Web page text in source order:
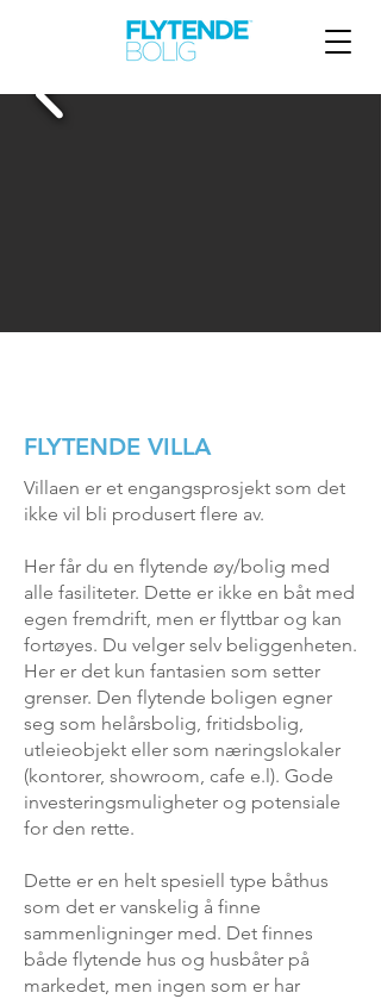
FLYTENDE VILLA
Villaen er et engangsprosjekt som det
ikke vil bli produsert flere av.
Her får du en flytende øy/bolig med
alle fasiliteter. Dette er ikke en båt med
egen fremdrift, men er flyttbar og kan
fortøyes. Du velger selv beliggenheten.
Her er det kun fantasien som setter
grenser. Den flytende boligen egner
seg som helårsbolig, fritidsbolig,
utleieobjekt eller som næringslokaler
(kontorer, showroom, cafe e.l). Gode
investeringsmuligheter og potensiale
for den rette.
Dette er en helt spesiell type båthus
som det er vanskelig å finne
sammenligninger med. Det finnes
både flytende hus og husbåter på
markedet, men ingen som er har